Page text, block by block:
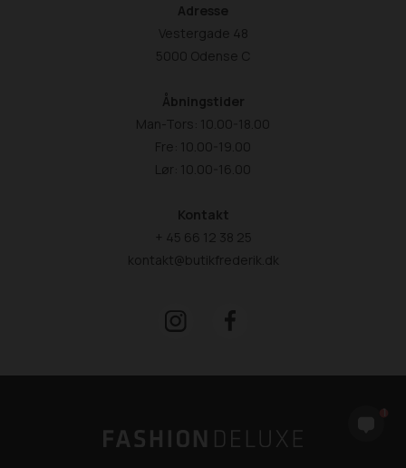
Adresse
Vestergade 48
5000 Odense C
Åbningstider
Man-Tors: 10.00-18.00
Fre: 10.00-19.00
Lør: 10.00-16.00
Kontakt
+ 45 66 12 38 25
kontakt@butikfrederik.dk
1